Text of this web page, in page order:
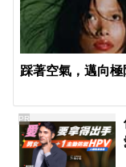
踩著空氣，邁向
PR